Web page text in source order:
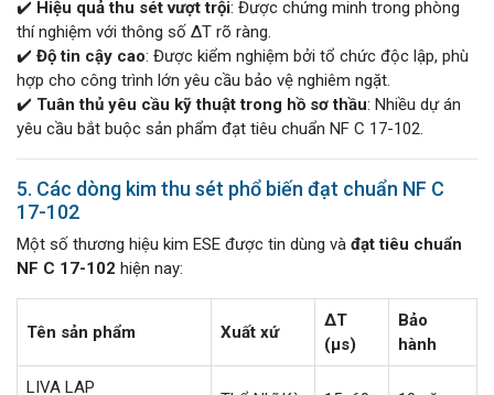
✔️ Hiệu quả thu sét vượt trội: Được chứng minh trong phòng
thí nghiệm với thông số ΔT rõ ràng.
✔️ Độ tin cậy cao: Được kiểm nghiệm bởi tổ chức độc lập, phù
hợp cho công trình lớn yêu cầu bảo vệ nghiêm ngặt.
✔️ Tuân thủ yêu cầu kỹ thuật trong hồ sơ thầu: Nhiều dự án
yêu cầu bắt buộc sản phẩm đạt tiêu chuẩn NF C 17-102.
5. Các dòng kim thu sét phổ biến đạt chuẩn NF C
17-102
Một số thương hiệu kim ESE được tin dùng và đạt tiêu chuẩn
NF C 17-102 hiện nay:
Tên sản phẩm Xuất xứ
ΔT
(µs)
Bảo
hành
LIVA LAP